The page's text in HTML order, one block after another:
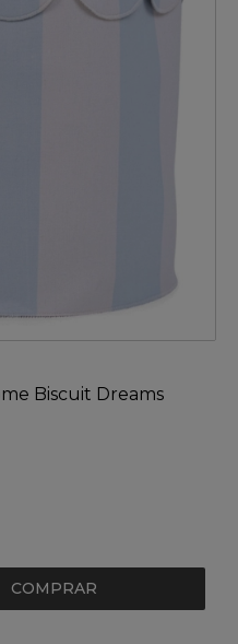
Biscuit Dreams
COMPRAR